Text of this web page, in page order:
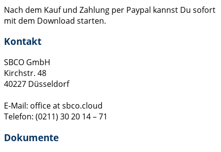
Nach dem Kauf und Zahlung per Paypal kannst Du sofort
mit dem Download starten.
Kontakt
SBCO GmbH
Kirchstr. 48
40227 Düsseldorf
E-Mail: office at sbco.cloud
Telefon: (0211) 30 20 14 – 71
Dokumente